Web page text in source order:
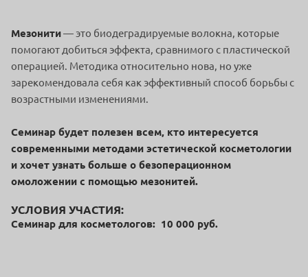
Мезонити— это биодеградируемые волокна, которые
помогают добиться эффекта, сравнимого с пластической
операцией. Методика относительно нова, но уже
зарекомендовала себя как эффективный способ борьбы с
возрастными изменениями.
Семинар будет полезен всем, кто интересуется
современными методами эстетической косметологии
и хочет узнать больше о безоперационном
омоложении с помощью мезонитей.
УСЛОВИЯ УЧАСТИЯ:
Семинар для косметологов: 10 000 руб.